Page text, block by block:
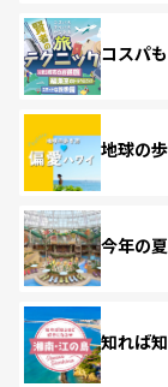
コスパ
地球の
今年の
知れば